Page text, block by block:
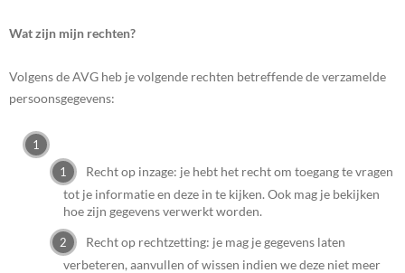
Wat zijn mijn rechten?
Volgens de AVG heb je volgende rechten betreffende de verzamelde
persoonsgegevens:
Recht op inzage: je hebt het recht om toegang te vragen
tot je informatie en deze in te kijken. Ook mag je bekijken
hoe zijn gegevens verwerkt worden.
Recht op rechtzetting: je mag je gegevens laten
verbeteren, aanvullen of wissen indien we deze niet meer